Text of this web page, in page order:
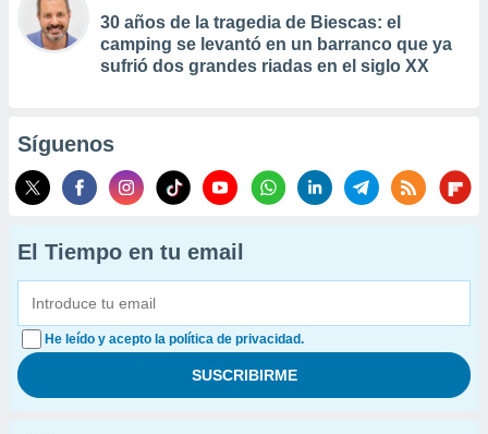
30 años de la tragedia de Biescas: el
camping se levantó en un barranco que ya
sufrió dos grandes riadas en el siglo XX
Síguenos
El Tiempo en tu email
He leído y acepto la política de privacidad.